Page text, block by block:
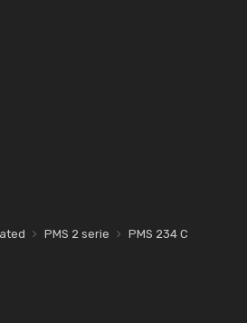
PMS 2 serie PMS 234 C